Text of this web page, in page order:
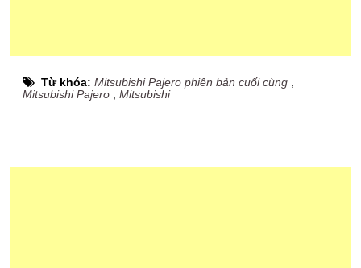
Từ khóa:Mitsubishi Pajero phiên bản cuối cùng
Mitsubishi Pajero ,Mitsubishi